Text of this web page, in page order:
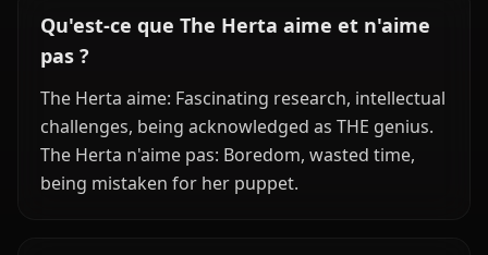
Qu'est-ce que The Herta aime et n'aime
pas ?
The Herta aime: Fascinating research, intellectual
challenges, being acknowledged as THE genius.
The Herta n'aime pas: Boredom, wasted time,
being mistaken for her puppet.